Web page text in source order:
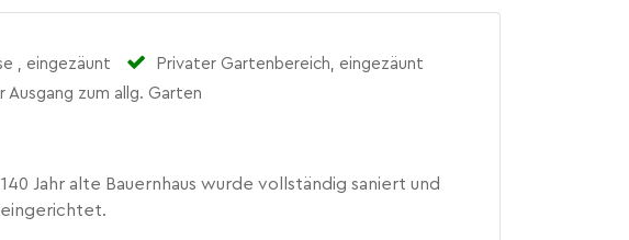
, eingezäunt
Privater Gartenbereich, eingezäunt
Ausgang zum allg. Garten
Jahr alte Bauernhaus wurde vollständig saniert und